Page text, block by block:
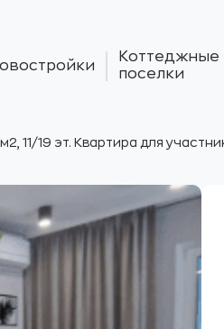
Коттеджные
поселки
11/19 эт. Квартира для